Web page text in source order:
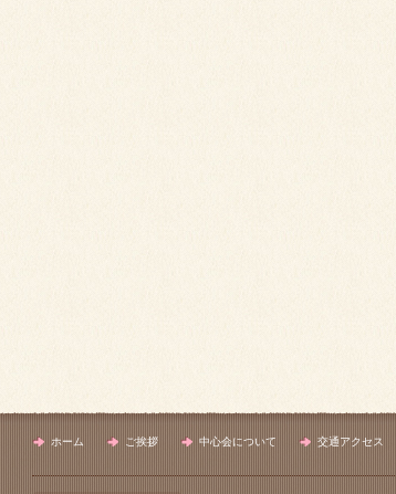
ホーム ご挨拶 中心会について 交通アクセス